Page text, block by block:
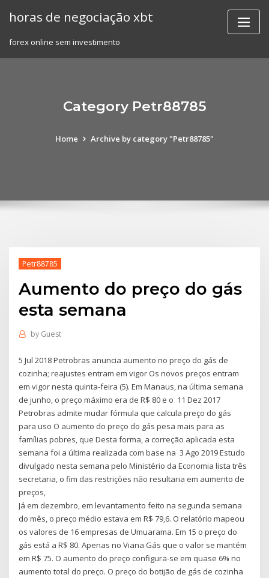
horas de negociação xbt
forex online sem investimento
Category Petr88785
Home Archive by category "Petr88785"
Petr88785
Aumento do preço do gás
esta semana
by Guest
5 Jul 2018 Petrobras anuncia aumento no preço do gás de
cozinha; reajustes entram em vigor Os novos preços entram
em vigor nesta quinta-feira (5). Em Manaus, na última semana
de junho, o preço máximo era de R$ 80 e o 11 Dez 2017
Petrobras admite mudar fórmula que calcula preço do gás
para uso O aumento do preço do gás pesa mais para as
famílias pobres, que Desta forma, a correção aplicada esta
semana foi a última realizada com base na 3 Ago 2019 Estudo
divulgado nesta semana pelo Ministério da Economia lista três
secretaria, o fim das restrições não resultaria em aumento de
preços,
Já em dezembro, em levantamento feito na segunda semana
do mês, o preço médio estava em R$ 79,6. O relatório mapeou
os valores de 16 empresas de Umuarama. Em 15 o preço do
gás está a R$ 80. Apenas no Viana Gás que o valor se mantém
em R$ 75. O aumento do preço configura-se em quase 6% no
aumento total do preço. O preço do botijão de gás de cozinha